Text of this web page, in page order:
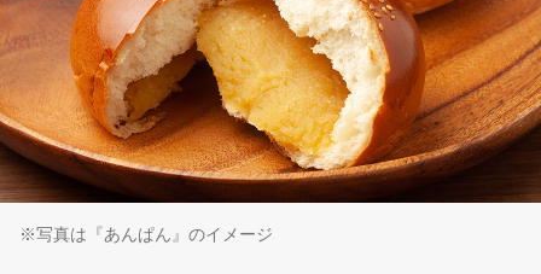
※写真は『あんぱん』のイメージ